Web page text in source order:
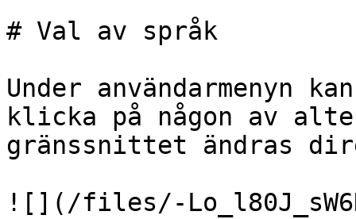
# Val av språk
Under användarmenyn
klicka på någon av
gränssnittet ändras